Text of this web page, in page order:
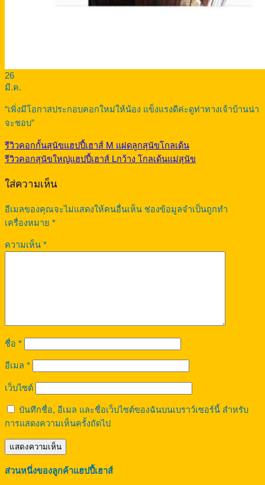
26
มี.ค.
“เพิ่งมีโอกาสประกอบคอกใหม่ให้น้อง แข็งแรงดีค่ะดูท่าทางเจ้าบ้านน่า
จะชอบ”
รีวิวคอกกั้นสุนัขแฮปปี้เฮาส์ M แฝดลูกสุนัขโกลเด้น
รีวิวคอกสุนัขใหญ่แฮปปี้เฮาส์ Lกว้าง โกลเด้นแม่สุนัข
ใส่ความเห็น
อีเมลของคุณจะไม่แสดงให้คนอื่นเห็น ช่องข้อมูลจำเป็นถูกทำ
เครื่องหมาย *
ความเห็น *
ชื่อ *
อีเมล *
เว็บไซต์
บันทึกชื่อ, อีเมล และชื่อเว็บไซต์ของฉันบนเบราว์เซอร์นี้ สำหรับ
การแสดงความเห็นครั้งถัดไป
ส่วนหนึ่งของลูกค้าแฮปปี้เฮาส์